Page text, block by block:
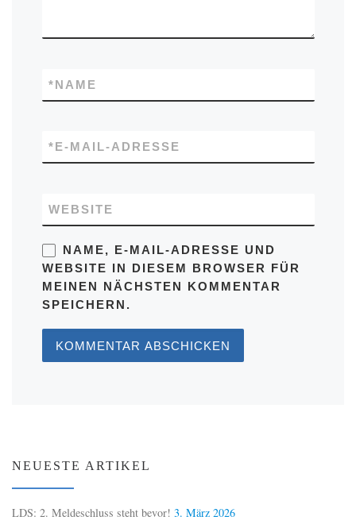
NAME
*
E-MAIL-ADRESSE
*
WEBSITE
NAME, E-MAIL-ADRESSE UND
WEBSITE IN DIESEM BROWSER FÜR
MEINEN NÄCHSTEN KOMMENTAR
SPEICHERN.
NEUESTE ARTIKEL
LDS: 2. Meldeschluss steht bevor! 3. März 2026